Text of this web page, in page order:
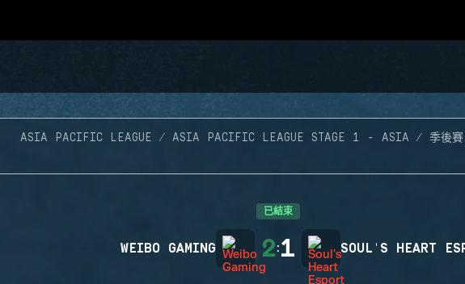
ASIA PACIFIC LEAGUE ASIA PACIFIC LEAGUE STAGE 1 - ASIA 季後賽
已結束
WEIBO GAMING 2:1 SOUL'S HEART